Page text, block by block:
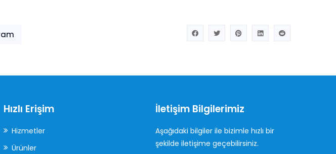
Hızlı Erişim
Hizmetler
Ürünler
İletişim Bilgilerimiz
Aşağıdaki bilgiler ile bizimle hızlı bir
şekilde iletişime geçebilirsiniz.